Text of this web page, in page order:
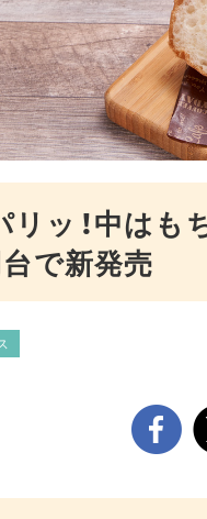
ッ！中はも
で新発売